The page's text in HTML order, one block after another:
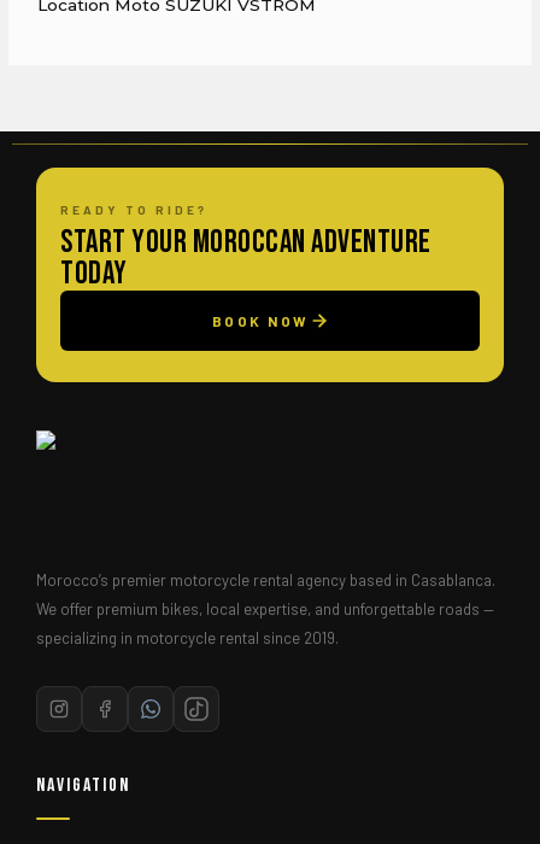
Location Moto SUZUKI VSTROM
READY TO RIDE?
Start Your Moroccan Adventure
Today
BOOK NOW
Morocco’s premier motorcycle rental agency based in Casablanca.
We offer premium bikes, local expertise, and unforgettable roads —
specializing in motorcycle rental since 2019.
Navigation